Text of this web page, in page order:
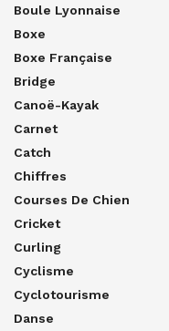
Boule Lyonnaise
Boxe
Boxe Française
Bridge
Canoë-Kayak
Carnet
Catch
Chiffres
Courses De Chien
Cricket
Curling
Cyclisme
Cyclotourisme
Danse